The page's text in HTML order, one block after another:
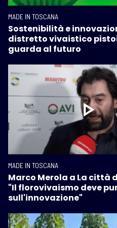
MADE IN TOSCANA
Sostenibilità e
distretto vivaistico
guarda al futuro
MADE IN TOSCANA
Marco Merola a La città
"Il florovivaismo deve
sull'innovazione"